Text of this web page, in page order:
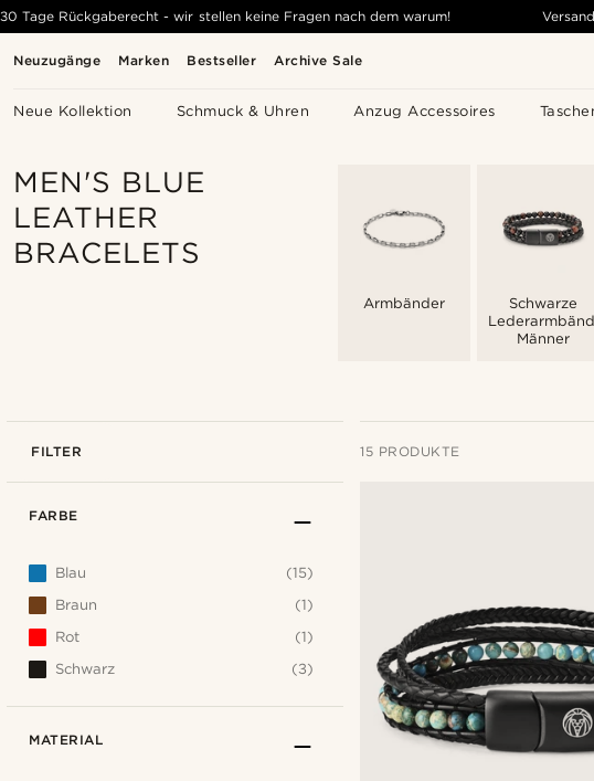
Neuzugänge Marken Bestseller Archive Sale
Neue Kollektion Schmuck & Uhren Anzug Accessoires
30 Tage Rückgaberecht - wir stellen keine Fragen nach dem warum! Versand
MEN'S BLUE
LEATHER
BRACELETS
Armbänder
Schwarze
Männer
FILTER 15 PRODUKTE
FARBE
Blau
(15)
Braun
(1)
Rot
(1)
Schwarz
(3)
MATERIAL